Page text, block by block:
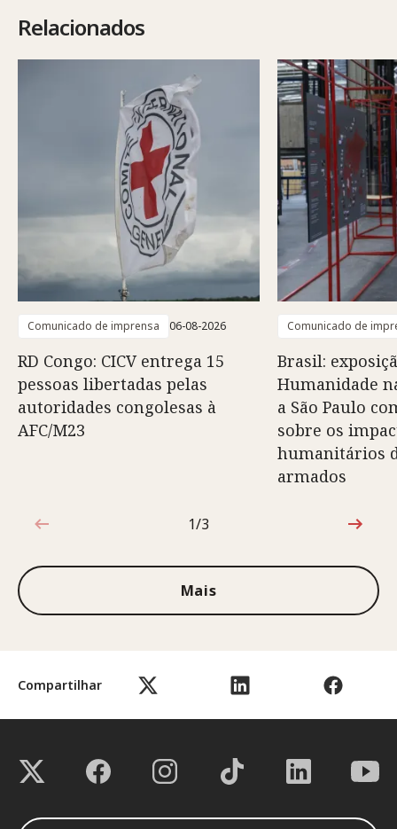
Compartilhar
Relacionados
Comunicado de imprensa 06-08-2026
RD Congo: CICV entrega 15
pessoas libertadas pelas
autoridades congolesas à
AFC/M23
Comunicado de
Brasil:
Humanidade
a São Paulo
sobre os
humanitários
armados
1 de 3
1/3
Mais